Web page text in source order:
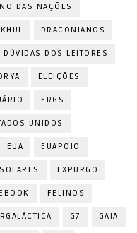
DAS NAÇÕES
DRACONIANOS
DÚVIDAS DOS LEITORES
ELEIÇÕES
ERGS
UNIDOS
EUA EUAPOIO
EXPURGO
FELINOS
G7 GAIA